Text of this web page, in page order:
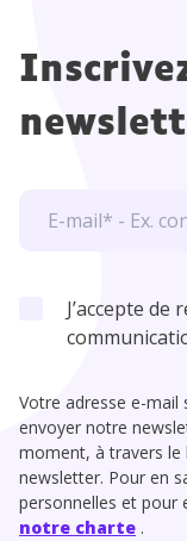
J’accepte
Votre adresse e-mail
envoyer notre
moment, à travers le
newsletter. Pour en
personnelles et pour
notre charte .